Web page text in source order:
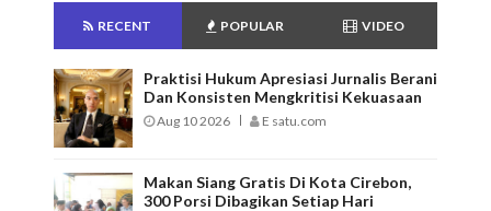
RECENT POPULAR VIDEO
Praktisi Hukum Apresiasi Jurnalis Berani
Dan Konsisten Mengkritisi Kekuasaan
Aug 10 2026 E satu.com
Makan Siang Gratis Di Kota Cirebon,
300 Porsi Dibagikan Setiap Hari